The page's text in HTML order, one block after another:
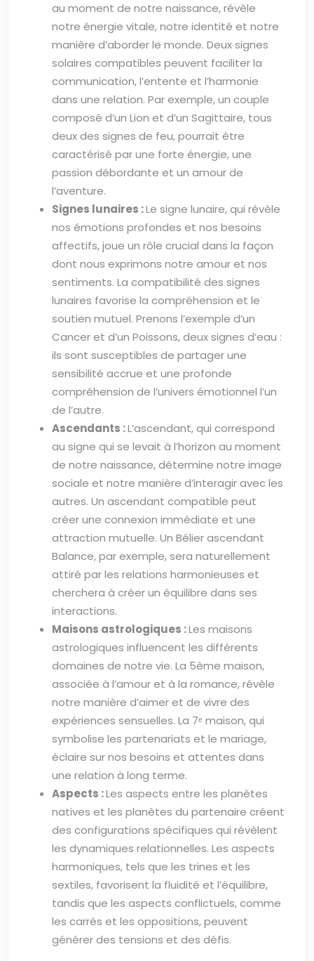
au moment de notre naissance, révèle
notre énergie vitale, notre identité et notre
manière d’aborder le monde. Deux signes
solaires compatibles peuvent faciliter la
communication, l’entente et l’harmonie
dans une relation. Par exemple, un couple
composé d’un Lion et d’un Sagittaire, tous
deux des signes de feu, pourrait être
caractérisé par une forte énergie, une
passion débordante et un amour de
l’aventure.
Signes lunaires :Le signe lunaire, qui révèle
nos émotions profondes et nos besoins
affectifs, joue un rôle crucial dans la façon
dont nous exprimons notre amour et nos
sentiments. La compatibilité des signes
lunaires favorise la compréhension et le
soutien mutuel. Prenons l’exemple d’un
Cancer et d’un Poissons, deux signes d’eau :
ils sont susceptibles de partager une
sensibilité accrue et une profonde
compréhension de l’univers émotionnel l’un
de l’autre.
Ascendants :L’ascendant, qui correspond
au signe qui se levait à l’horizon au moment
de notre naissance, détermine notre image
sociale et notre manière d’interagir avec les
autres. Un ascendant compatible peut
créer une connexion immédiate et une
attraction mutuelle. Un Bélier ascendant
Balance, par exemple, sera naturellement
attiré par les relations harmonieuses et
cherchera à créer un équilibre dans ses
interactions.
Maisons astrologiques :Les maisons
astrologiques influencent les différents
domaines de notre vie. La 5ème maison,
associée à l’amour et à la romance, révèle
notre manière d’aimer et de vivre des
expériences sensuelles. La 7ᵉ maison, qui
symbolise les partenariats et le mariage,
éclaire sur nos besoins et attentes dans
une relation à long terme.
Aspects :Les aspects entre les planètes
natives et les planètes du partenaire créent
des configurations spécifiques qui révèlent
les dynamiques relationnelles. Les aspects
harmoniques, tels que les trines et les
sextiles, favorisent la fluidité et l’équilibre,
tandis que les aspects conflictuels, comme
les carrés et les oppositions, peuvent
générer des tensions et des défis.